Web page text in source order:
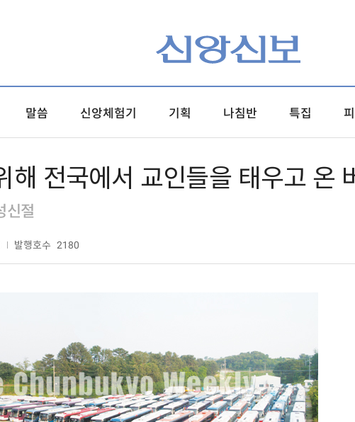
말씀 신앙체험기 기획 나침반 특집
해 전국에서 교인들을 태우고 온
신절
발행호수 2180